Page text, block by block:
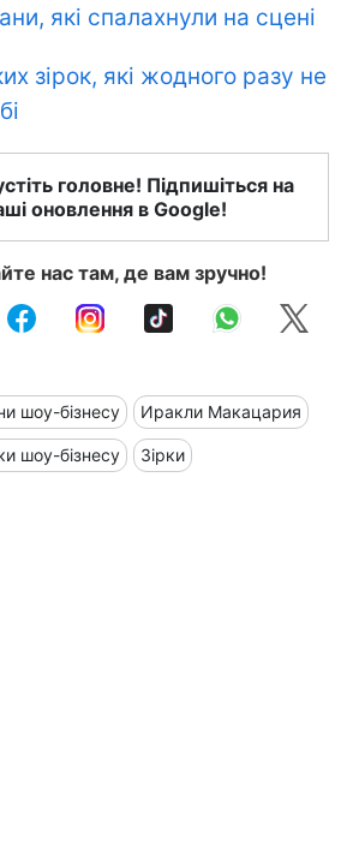
які спалахнули на сцені
зірок, які жодного разу не
головне! Підпишіться на
оновлення в Google!
нас там, де вам зручно!
шоу-бізнесу Иракли Макацария
шоу-бізнесу Зірки